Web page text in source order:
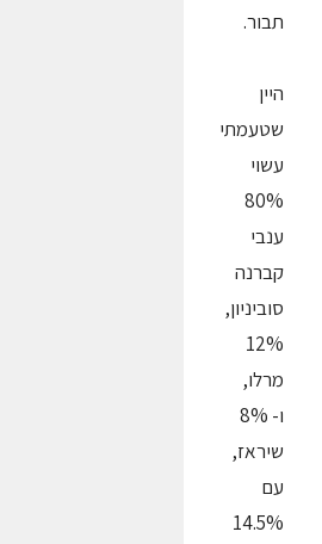
תבור.
היין
שטעמתי
עשוי
80%
ענבי
קברנה
סוביניון,
12%
מרלו,
ו- 8%
שיראז,
עם
14.5%